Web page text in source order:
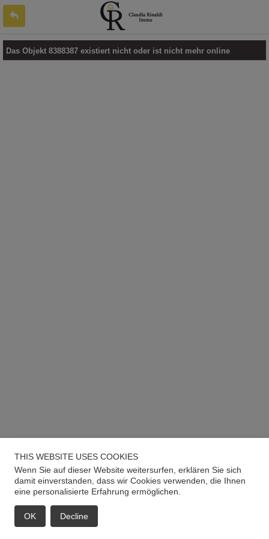
Das Objekt 8388387 existiert nicht oder ist nicht mehr online
THIS WEBSITE USES COOKIES
Wenn Sie auf dieser Website weitersurfen, erklären Sie sich
damit einverstanden, dass wir Cookies verwenden, die Ihnen
eine personalisierte Erfahrung ermöglichen.
OK Decline